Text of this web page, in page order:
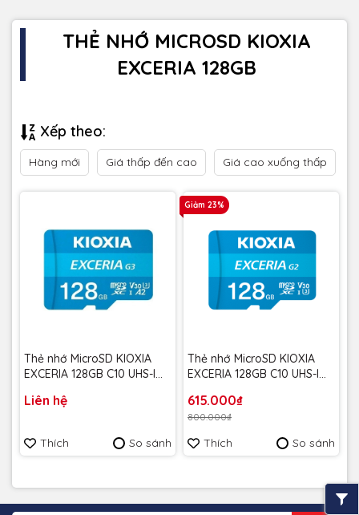
THẺ NHỚ MICROSD KIOXIA
EXCERIA 128GB
Xếp theo:
Hàng mới Giá thấp đến cao Giá cao xuống thấp
Thẻ nhớ MicroSD KIOXIA
EXCERIA 128GB C10 UHS-I
LMEX3L128GG4 - Bảo hành
Liên hệ
Thích So sánh
Giảm 23%
Thẻ nhớ MicroSD KIOXIA
EXCERIA 128GB C10 UHS-I
LMEX2L128GG4 - Bảo hành
5 năm
615.000₫
800.000₫
Thích So sánh